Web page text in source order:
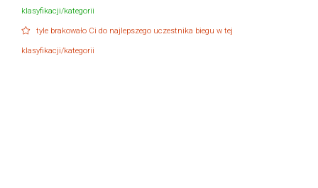
klasyfikacji/kategorii
tyle brakowało Ci do najlepszego uczestnika biegu w tej
klasyfikacji/kategorii